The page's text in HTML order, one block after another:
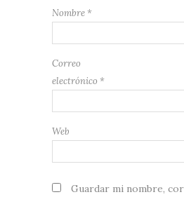
Nombre *
Correo
electrónico *
Web
Guardar mi nombre,